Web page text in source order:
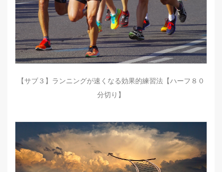
【サブ３】ランニングが速くなる効果的練習法【ハーフ８０
分切り】